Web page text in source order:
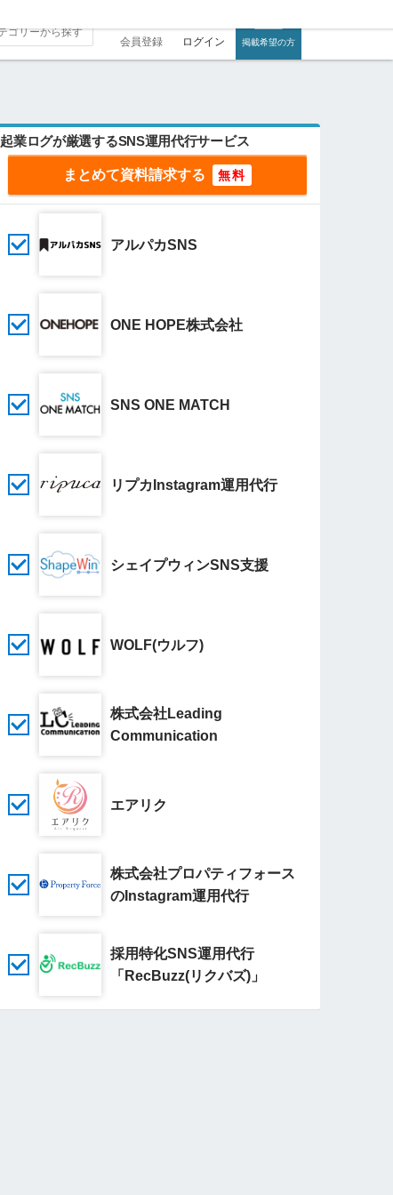
会員登録 ログイン 掲載希望の方
起業ログが厳選するSNS運用代行サービス
まとめて資料請求する
アルパカSNS
ONE HOPE株式会社
SNS ONE MATCH
リプカInstagram運用代行
シェイプウィンSNS支援
WOLF(ウルフ)
株式会社Leading
Communication
エアリク
株式会社プロパティフォース
のInstagram運用代行
採用特化SNS運用代行
「RecBuzz(リクバズ)」